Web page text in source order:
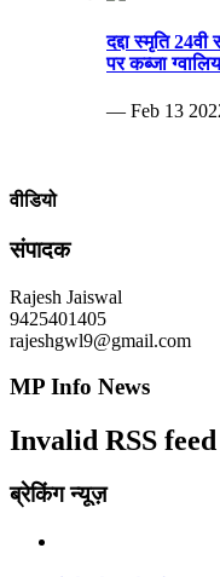
दद्दा स्मृति
पर कब्जा
— Feb 13
वीडियो
संपादक
Rajesh Jaiswal
9425401405
rajeshgwl9@gmail.com
MP Info News
Invalid RSS
ब्रेकिंग न्यूज़